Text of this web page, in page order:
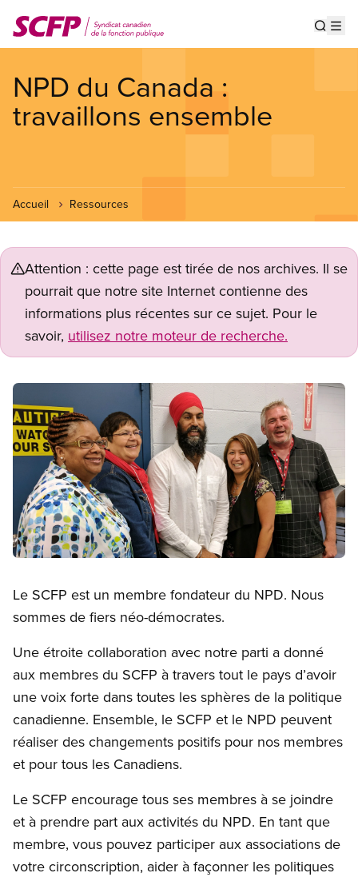
au
contenu
NPD du Canada :
travaillons ensemble
Accueil Ressources
Attention : cette page est tirée de nos archives. Il se
pourrait que notre site Internet contienne des
informations plus récentes sur ce sujet. Pour le
savoir, utilisez notre moteur de recherche.
Image
Le SCFP est un membre fondateur du NPD. Nous
sommes de fiers néo-démocrates.
Une étroite collaboration avec notre parti a donné
aux membres du SCFP à travers tout le pays d’avoir
une voix forte dans toutes les sphères de la politique
canadienne. Ensemble, le SCFP et le NPD peuvent
réaliser des changements positifs pour nos membres
et pour tous les Canadiens.
Le SCFP encourage tous ses membres à se joindre
et à prendre part aux activités du NPD. En tant que
membre, vous pouvez participer aux associations de
votre circonscription, aider à façonner les politiques